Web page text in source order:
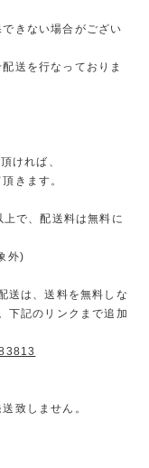
きない場合がござい
送を行なっておりま
ければ、
きます。
で、配送料は無料に
外)
送は、送料を無料しな
下記のリンクまで追加
致しません。